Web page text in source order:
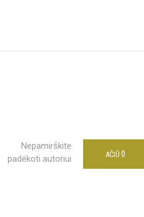
Nepamirškite
padėkoti autoriui
AČIŪ 0